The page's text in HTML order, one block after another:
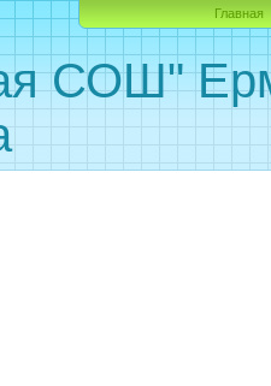
Главная